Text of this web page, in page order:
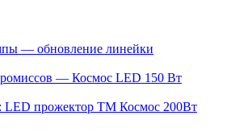
— обновление линейки
— Космос LED 150 Вт
LED прожектор ТМ Космос 200Вт